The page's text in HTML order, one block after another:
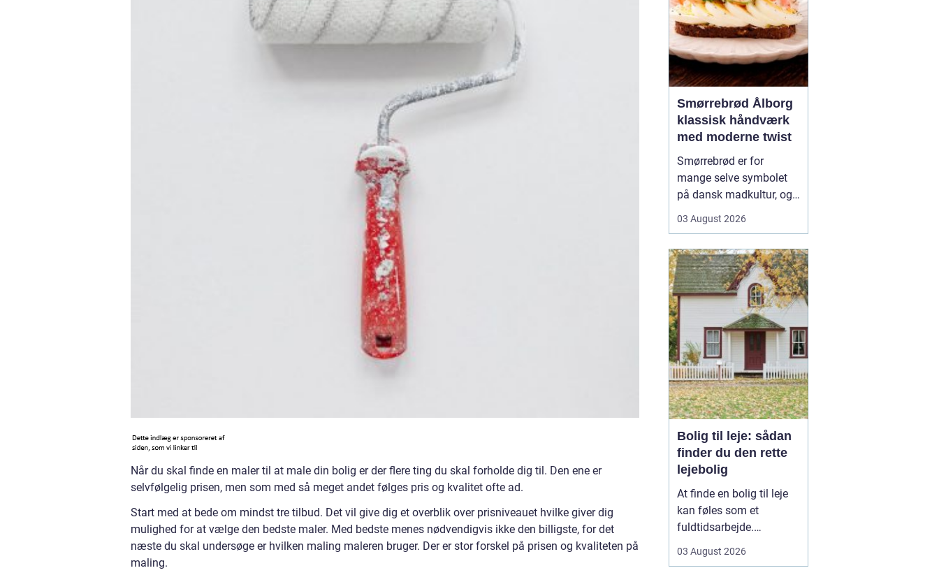
Når du skal finde en maler til at male din bolig er der flere ting du skal forholde dig til. Den ene er
selvfølgelig prisen, men som med så meget andet følges pris og kvalitet ofte ad.
Start med at bede om mindst tre tilbud. Det vil give dig et overblik over prisniveauet hvilke giver dig
mulighed for at vælge den bedste maler. Med bedste menes nødvendigvis ikke den billigste, for det
næste du skal undersøge er hvilken maling maleren bruger. Der er stor forskel på prisen og kvaliteten på
maling.
Smørrebrød Ålborg
klassisk håndværk
med moderne twist
Smørrebrød er for
mange selve symbolet
på dansk madkultur, og i
i bedste velgående. Her
klassiske stykker med
sild, æg og rejer og nyere
udgaver med grøntsager,
specialiteter fra lokale
slagtere og kre...
03 August 2026
Bolig til leje: sådan
finder du den rette
lejebolig
At finde en bolig til leje
kan føles som et
fuldtidsarbejde.
priserne varierer, og det
03 August 2026